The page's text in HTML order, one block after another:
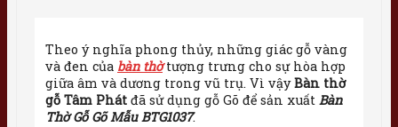
Theo ý nghĩa phong thủy, những giác gỗ vàng
và đen của bàn thờtượng trưng cho sự hòa hợp
giữa âm và dương trong vũ trụ. Vì vậyBàn thờ
gỗ Tâm Phát đã sử dụng gỗ Gõ để sản xuất Bàn
Thờ Gỗ Gõ Mẫu BTG1037.